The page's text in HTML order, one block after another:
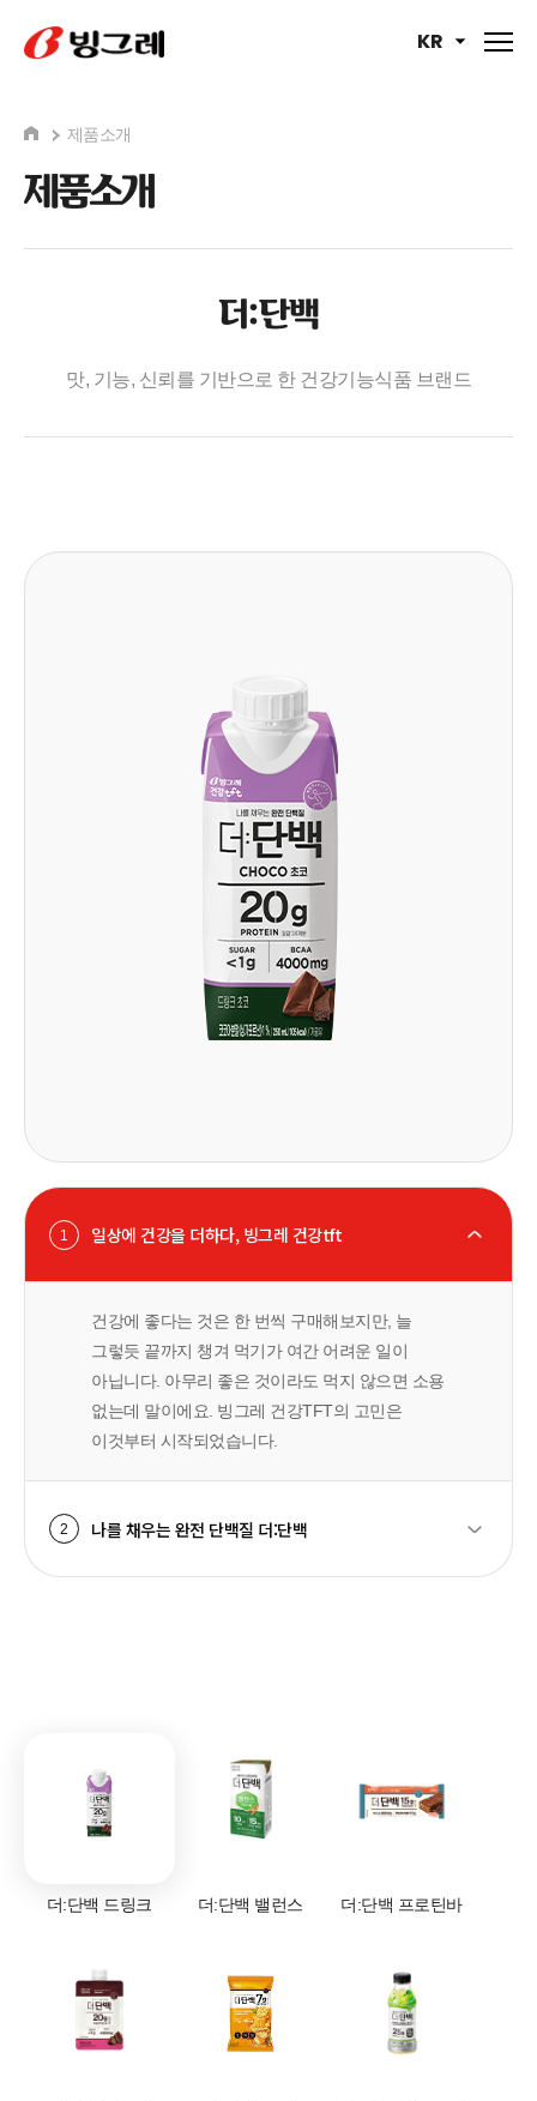
KR
제품소개
제품소개
더:단백
맛, 기능, 신뢰를 기반으로 한 건강기능식품 브랜드
1 일상에 건강을 더하다, 빙그레 건강tft
건강에 좋다는 것은 한 번씩 구매해보지만, 늘
그렇듯 끝까지 챙겨 먹기가 여간 어려운 일이
아닙니다. 아무리 좋은 것이라도 먹지 않으면 소용
없는데 말이에요. 빙그레 건강TFT의 고민은
이것부터 시작되었습니다.
2 나를 채우는 완전 단백질 더:단백
더:단백 드링크 더:단백 밸런스 더:단백 프로틴바